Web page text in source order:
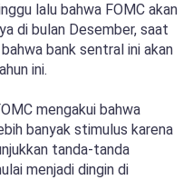
lalu bahwa FOMC akan
di bulan Desember, saat
bank sentral ini akan
ini.
mengakui bahwa
banyak stimulus karena
tanda-tanda
menjadi dingin di